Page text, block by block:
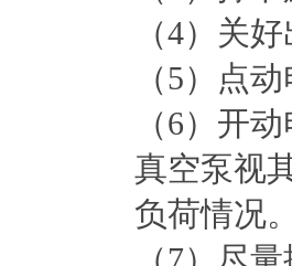
（4）关
（5）点
（6）开
真空泵视
负荷情况